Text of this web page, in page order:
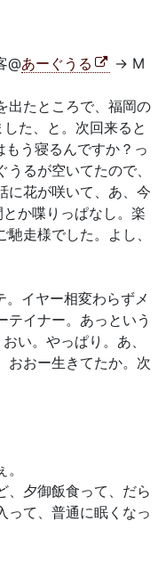
@あーぐうる
→ M
出たところで、福岡の
た、と。次回来ると
う寝るんですか？っ
るが空いてたので、
に花が咲いて、あ、今
か喋りっぱなし。楽
走様でした。よし、
イヤー相変わらずメ
テイナー。あっという
い。やっぱり。あ、
おおー生きてたか。次
、夕御飯食って、だら
って、普通に眠くなっ